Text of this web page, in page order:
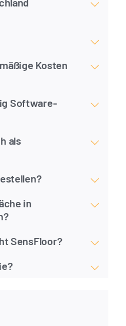
Kosten
Software-
als
in
SensFloor?